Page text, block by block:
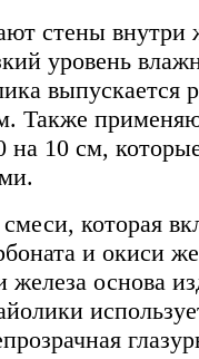
стены
уровень
выпускается
Также
на 10 см,
которая
и окиси
железа основа